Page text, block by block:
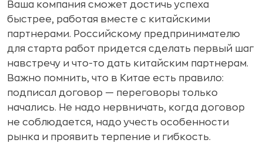
Ваша компания сможет достичь успеха
быстрее, работая вместе с китайскими
партнерами. Российскому предпринимателю
для старта работ придется сделать первый шаг
навстречу и что-то дать китайским партнерам.
Важно помнить, что в Китае есть правило:
подписал договор — переговоры только
начались. Не надо нервничать, когда договор
не соблюдается, надо учесть особенности
рынка и проявить терпение и гибкость.